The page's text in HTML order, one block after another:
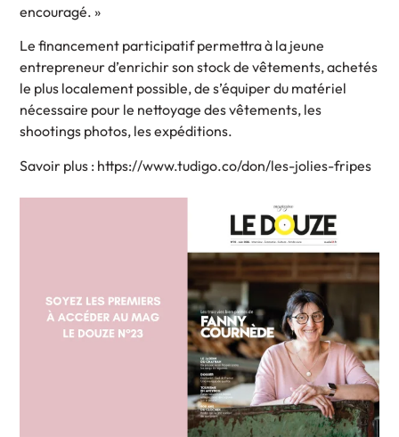
encouragé. »
Le financement participatif permettra à la jeune
entrepreneur d’enrichir son stock de vêtements, achetés
le plus localement possible, de s’équiper du matériel
nécessaire pour le nettoyage des vêtements, les
shootings photos, les expéditions.
Savoir plus : https://www.tudigo.co/don/les-jolies-fripes